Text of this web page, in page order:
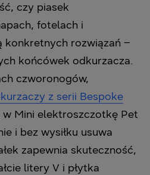
czy piasek
fotelach i
konkretnych rozwiązań –
końcówek odkurzacza.
czworonogów,
z serii Bespoke
w Mini elektroszczotkę Pet
i bez wysiłku usuwa
zapewnia skuteczność,
litery V i płytka